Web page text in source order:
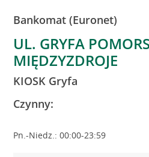
Bankomat (Euronet)
UL. GRYFA
MIĘDZYZDROJE
KIOSK Gryfa
Czynny:
Pn.-Niedz.: 00:00-23:59